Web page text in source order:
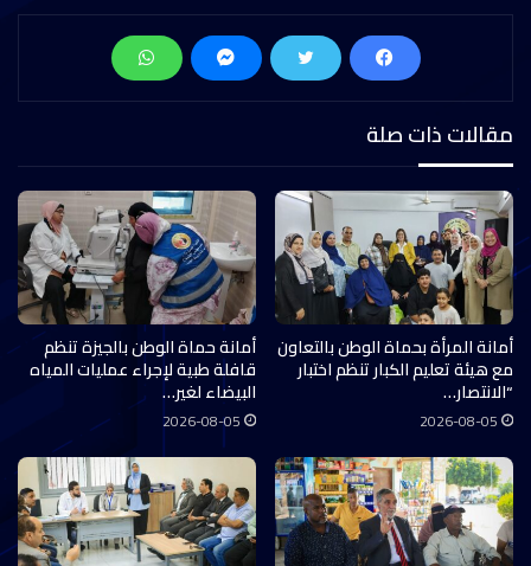
مقالات ذات صلة
أمانة المرأة بحماة الوطن بالتعاون
مع هيئة تعليم الكبار تنظم اختبار
“الانتصار…
2026-08-05
أمانة حماة الوطن بالجيزة تنظم
قافلة طبية لإجراء عمليات المياه
البيضاء لغير…
2026-08-05